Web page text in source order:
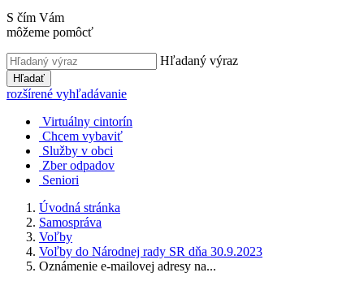
S čím Vám
môžeme pomôcť
Hľadaný výraz
Hľadať
rozšírené vyhľadávanie
Virtuálny cintorín
Chcem vybaviť
Služby v obci
Zber odpadov
Seniori
Úvodná stránka
Samospráva
Voľby
Voľby do Národnej rady SR dňa 30.9.2023
Oznámenie e-mailovej adresy na...